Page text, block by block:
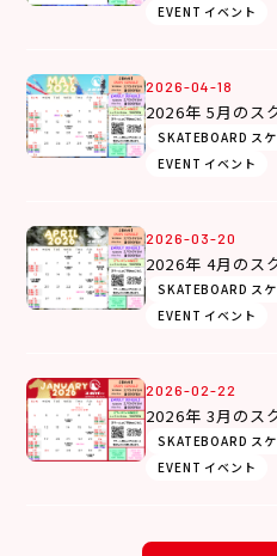
EVENT イベント
2026-04-18
2026年 5月のス
SKATEBOARD ス
EVENT イベント
2026-03-20
2026年 4月のス
SKATEBOARD ス
EVENT イベント
2026-02-22
2026年 3月のス
SKATEBOARD ス
EVENT イベント